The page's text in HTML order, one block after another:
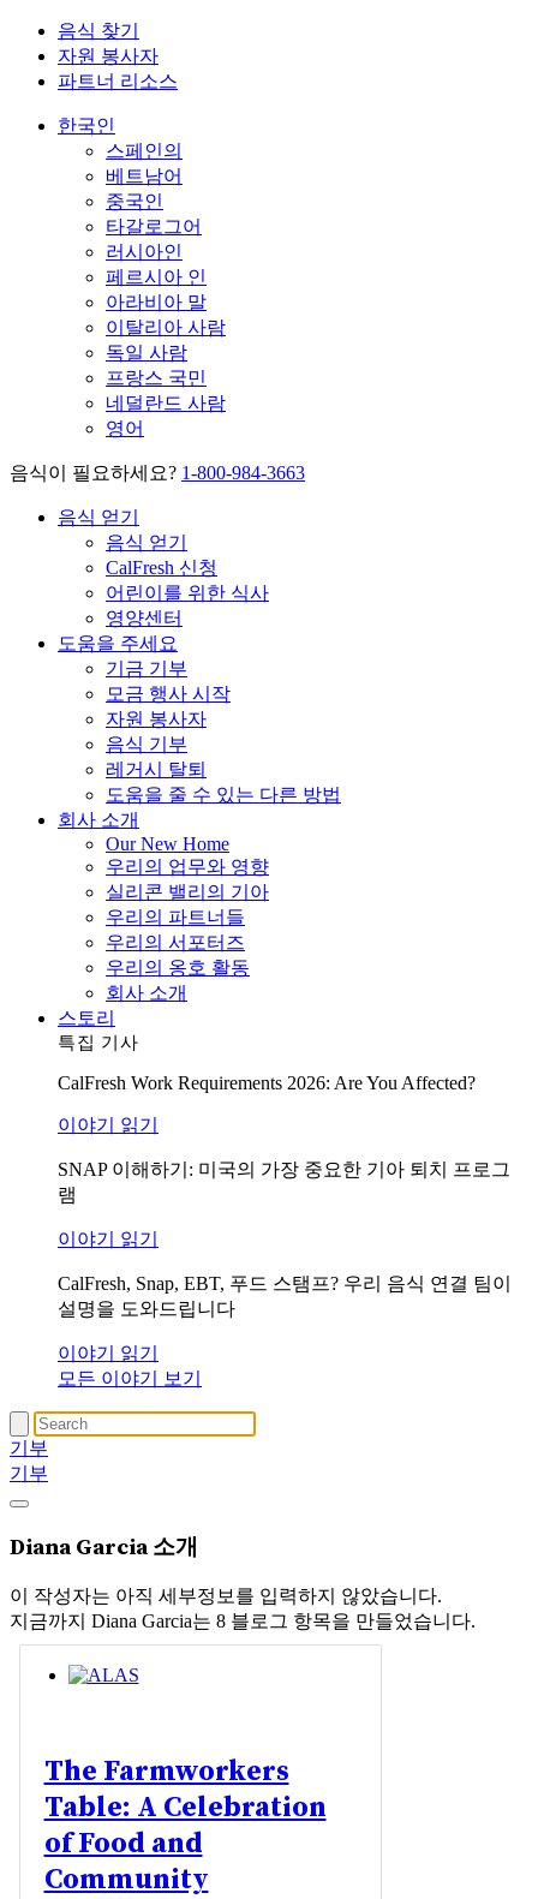
음식 찾기
자원 봉사자
파트너 리소스
한국인
스페인의
베트남어
중국인
타갈로그어
러시아인
페르시아 인
아라비아 말
이탈리아 사람
독일 사람
프랑스 국민
네덜란드 사람
영어
음식이 필요하세요? 1-800-984-3663
음식 얻기
음식 얻기
CalFresh 신청
어린이를 위한 식사
영양센터
도움을 주세요
기금 기부
모금 행사 시작
자원 봉사자
음식 기부
레거시 탈퇴
도움을 줄 수 있는 다른 방법
회사 소개
Our New Home
우리의 업무와 영향
실리콘 밸리의 기아
우리의 파트너들
우리의 서포터즈
우리의 옹호 활동
회사 소개
스토리
특집 기사
CalFresh Work Requirements 2026: Are You Affected?
이야기 읽기
SNAP 이해하기: 미국의 가장 중요한 기아 퇴치 프로그
램
이야기 읽기
CalFresh, Snap, EBT, 푸드 스탬프? 우리 음식 연결 팀이
설명을 도와드립니다
이야기 읽기
모든 이야기 보기
기부
기부
Diana Garcia소개
이 작성자는 아직 세부정보를 입력하지 않았습니다.
지금까지 Diana Garcia는 8 블로그 항목을 만들었습니다.
The Farmworkers
Table: A Celebration
of Food and
Community